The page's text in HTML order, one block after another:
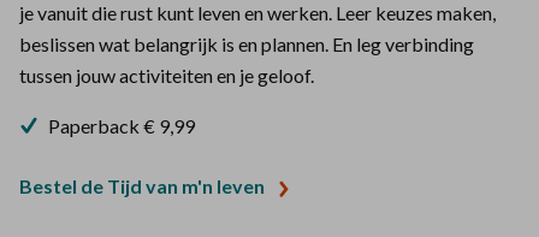
je vanuit die rust kunt leven en werken. Leer keuzes maken,
beslissen wat belangrijk is en plannen. En leg verbinding
tussen jouw activiteiten en je geloof.
Paperback € 9,99
Bestel de Tijd van m'n leven